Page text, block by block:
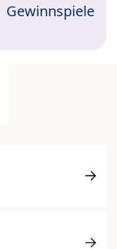
Gewinnspiele